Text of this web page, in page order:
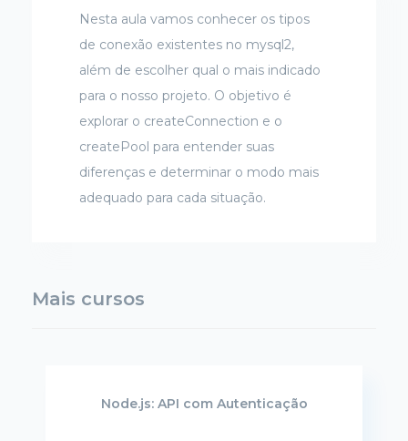
Nesta aula vamos conhecer os tipos
de conexão existentes no mysql2,
além de escolher qual o mais indicado
para o nosso projeto. O objetivo é
explorar o createConnection e o
createPool para entender suas
diferenças e determinar o modo mais
adequado para cada situação.
Mais cursos
Node.js: API com Autenticação